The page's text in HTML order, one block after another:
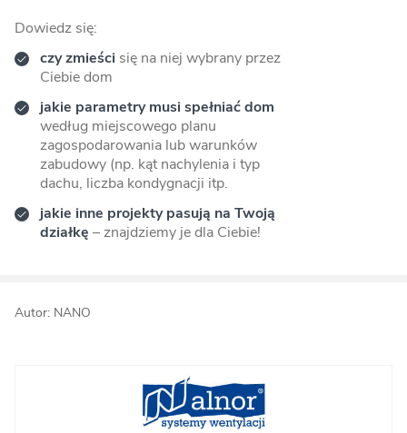
Dowiedz się:
czy zmieści się na niej wybrany przez
Ciebie dom
jakie parametry musi spełniać dom
według miejscowego planu
zagospodarowania lub warunków
zabudowy (np. kąt nachylenia i typ
dachu, liczba kondygnacji itp.
jakie inne projekty pasują na Twoją
działkę – znajdziemy je dla Ciebie!
Autor: NANO